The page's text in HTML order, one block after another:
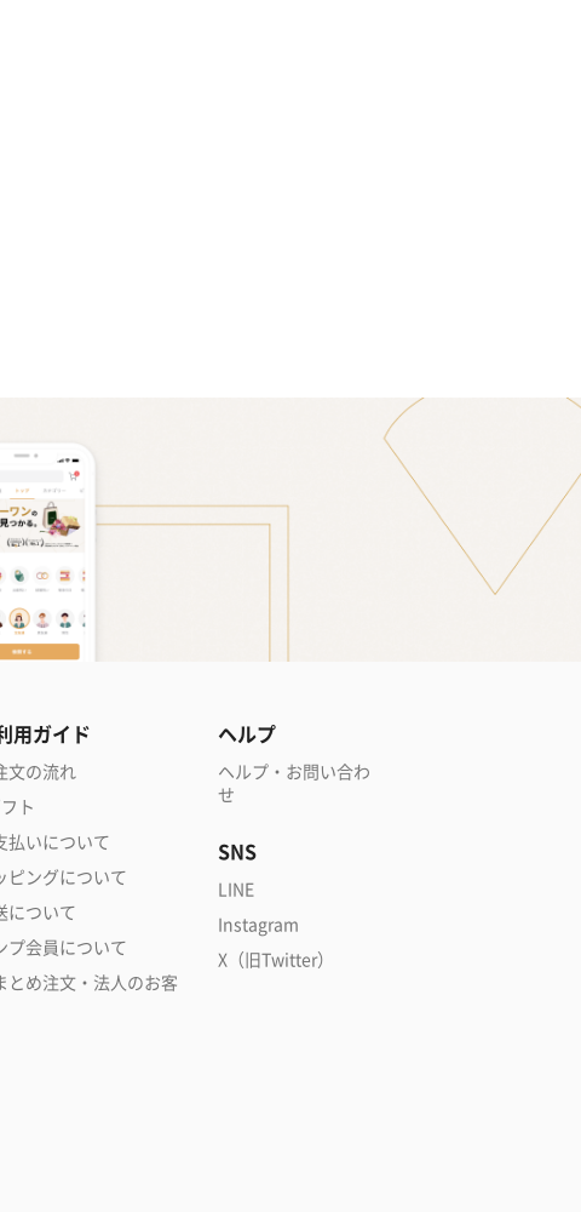
用ガイド
文の流れ
ト
払いについて
ピングについて
について
プ会員について
とめ注文・法人のお客
ヘルプ
ヘルプ・お問い合わ
せ
SNS
LINE
Instagram
X（旧Twitter）